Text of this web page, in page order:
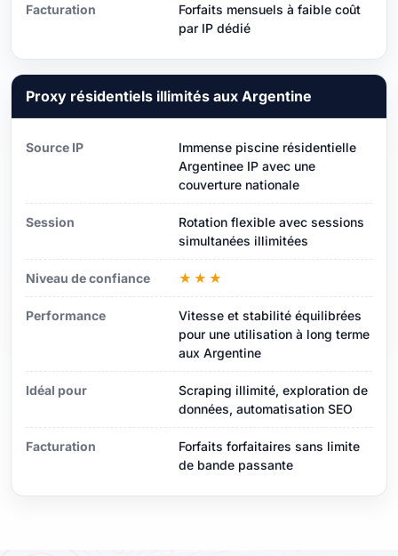
Facturation
Forfaits mensuels à faible coût
par IP dédié
Proxy résidentiels illimités aux Argentine
Source IP
Immense piscine résidentielle
Argentinee IP avec une
couverture nationale
Session
Rotation flexible avec sessions
simultanées illimitées
Niveau de confiance ★★★
Performance
Vitesse et stabilité équilibrées
pour une utilisation à long terme
aux Argentine
Idéal pour
Scraping illimité, exploration de
données, automatisation SEO
Facturation
Forfaits forfaitaires sans limite
de bande passante